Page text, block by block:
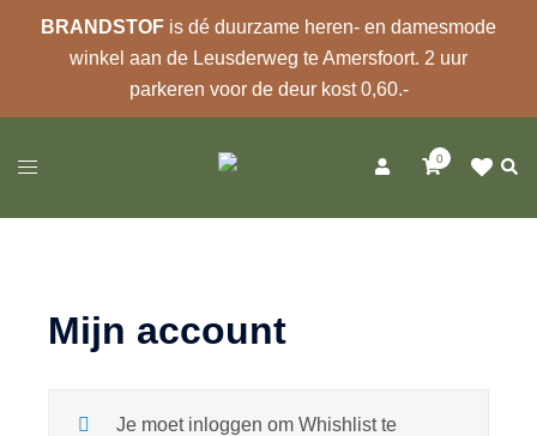
BRANDSTOF is dé duurzame heren- en damesmode
winkel aan de Leusderweg te Amersfoort. 2 uur
parkeren voor de deur kost 0,60.-
naar
inhoud
Toggle
0
Mijn account
Je moet inloggen om Whishlist te